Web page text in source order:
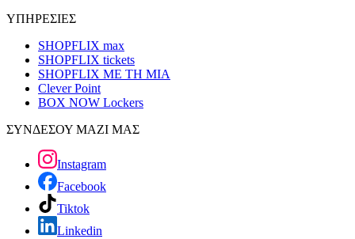
ΥΠΗΡΕΣΙΕΣ
SHOPFLIX max
SHOPFLIX tickets
SHOPFLIX ΜΕ ΤΗ ΜΙΑ
Clever Point
BOX NOW Lockers
ΣΥΝΔΕΣΟΥ ΜΑΖΙ ΜΑΣ
Instagram
Facebook
Tiktok
Linkedin